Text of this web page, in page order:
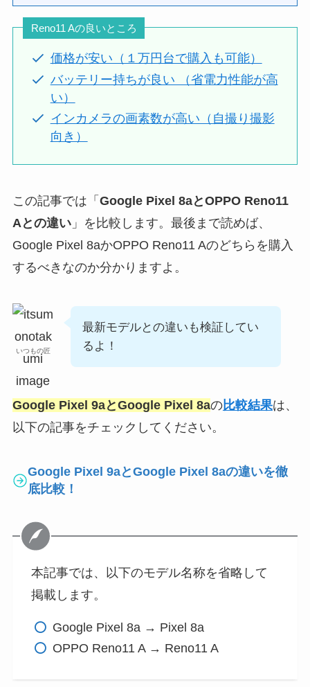
Reno11 Aの良いところ
価格が安い（１万円台で購入も可能）
バッテリー持ちが良い （省電力性能が高
い）
インカメラの画素数が高い（自撮り撮影
向き）
この記事では「 Google Pixel 8aとOPPO Reno11
Aとの違い」を比較します。最後まで読めば、
Google Pixel 8aかOPPO Reno11 Aのどちらを購入
するべきなのか分かりますよ。
いつもの匠
最新モデルとの違いも検証してい
るよ！
Google Pixel 9aとGoogle Pixel 8aの比較結果は、
以下の記事をチェックしてください。
Google Pixel 9aとGoogle Pixel 8aの違いを徹
底比較！
本記事では、以下のモデル名称を省略して
掲載します。
Google Pixel 8a → Pixel 8a
OPPO Reno11 A → Reno11 A